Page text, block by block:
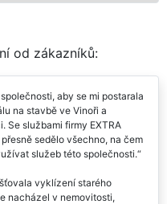
od zákazníků:
aby se mi postarala
na stavbě ve Vinoři a
Se službami firmy EXTRA
sedělo všechno, na čem
služeb této společnosti.
vyklízení starého
nacházel v nemovitosti,